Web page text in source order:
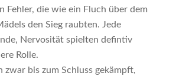
Fehler, die wie ein Fluch über dem
den Sieg raubten. Jede
Nervosität spielten defintiv
Rolle.
zwar bis zum Schluss gekämpft,